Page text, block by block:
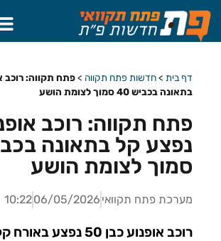
דף בית >חדשות פתח תקווה >פתח תקווה: רוכב
בתאונה בכביש 40 סמוך לצומת הושע
פתח תקווה: רוכב
סמוך לצומת הושע
מערכת פתח תקוואי 06/05/2026
10:22
רוכב אופנוע כבן 50